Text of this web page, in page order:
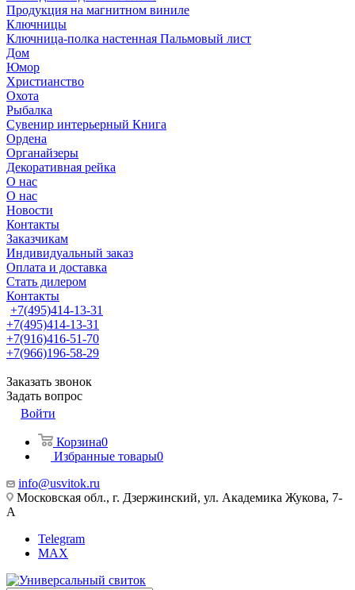
Продукция на магнитном виниле
Ключницы
Ключница-полка настенная Пальмовый лист
Дом
Юмор
Христианство
Охота
Рыбалка
Сувенир интерьерный Книга
Ордена
Органайзеры
Декоративная рейка
О нас
О нас
Новости
Контакты
Заказчикам
Индивидуальный заказ
Оплата и доставка
Стать дилером
Контакты
+7(495)414-13-31
+7(495)414-13-31
+7(916)416-51-70
+7(966)196-58-29
Заказать звонок
Задать вопрос
Войти
Корзина0
Избранные товары0
info@usvitok.ru
Московская обл., г. Дзержинский, ул. Академика Жукова, 7-
А
Telegram
MAX